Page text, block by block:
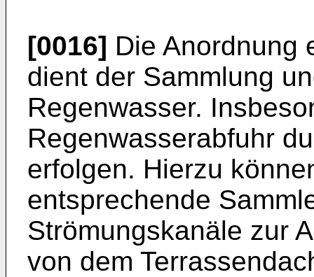
[0016] Die Anordnung
dient der Sammlung
Regenwasser.
Regenwasserabfuhr
erfolgen. Hierzu
entsprechende
Strömungskanäle zur
von dem